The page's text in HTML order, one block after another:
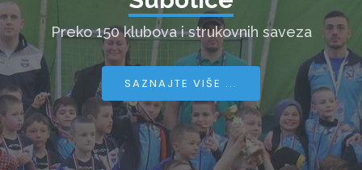
Preko 150 klubova i strukovnih saveza
SAZNAJTE VIŠE ...